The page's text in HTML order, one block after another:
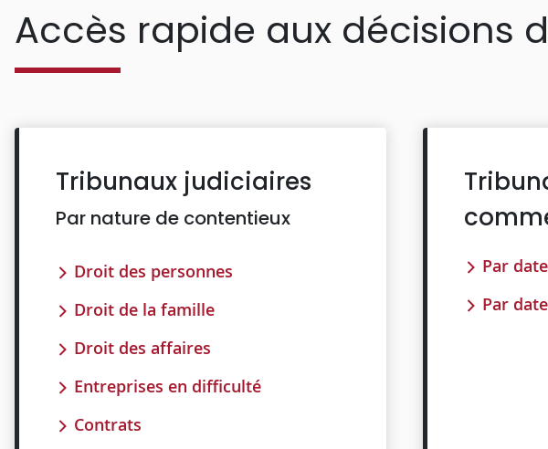
Accès rapide aux décisions
Tribunaux judiciaires
Par nature de contentieux
Droit des personnes
Droit de la famille
Droit des affaires
Entreprises en difficulté
Contrats
Par
Par